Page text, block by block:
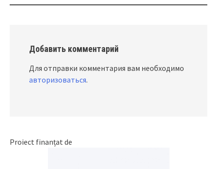
Добавить комментарий
Для отправки комментария вам необходимо
авторизоваться.
Proiect finanțat de